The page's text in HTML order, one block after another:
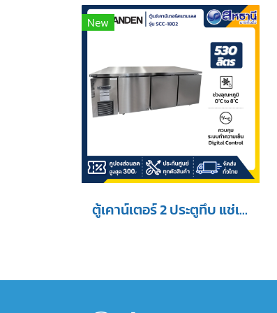
New
ตู้เคาน์เตอร์ 2 ประตูทึบ แช่เย็น Sanden รุ่น SCC-1802